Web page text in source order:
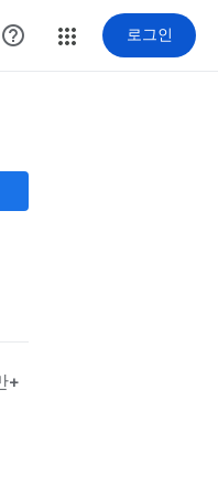
help_outline 로그인
+